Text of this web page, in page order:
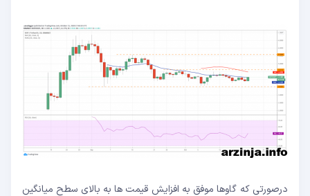
درصورتی که گاوها موفق به افزایش قیمت ها به بالای سطح میانگین